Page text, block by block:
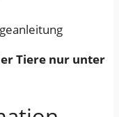
Tiere nur unter